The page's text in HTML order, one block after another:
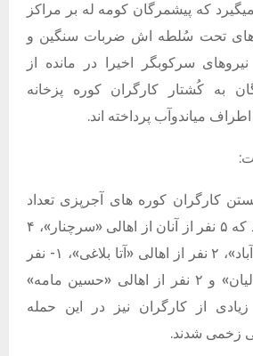
که پیشمرگان کومه له بر مراکز
تحت سُلطه اش ضربات سنگین و
نیروهای سرکوبگر اخیرا در مانده از
به کُشتار کارگران کوره پزخانه
میاندوآب پرداخته اند.
کارگران کوره های آجرپزی تعداد
شهدا به ۱۴ نفر رسید که ۵ نفر از آنان از اهالی «سرچنار»، ۴
نفر از اهالی «حاجی آباد»، ۲ نفر از اهالی «آتا بلاغی»، ۱- نفر
از اهالی «قره موسالیان» و ۲ نفر از اهالی «حسین مامه»
از کارگران نیز در این حمله
زخمی شدند.